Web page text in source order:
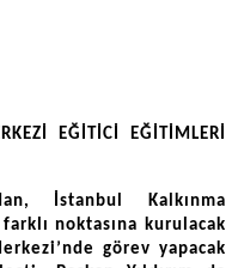
EĞİTİCİ EĞİTİMLERİ
İstanbul Kalkınma
noktasına kurulacak
görev yapacak